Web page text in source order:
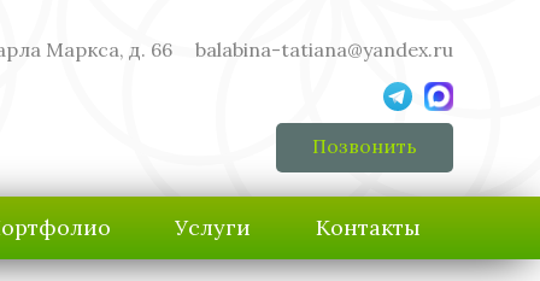
Маркса, д. 66 balabina-tatiana@yandex.ru
Позвонить
Услуги Контакты